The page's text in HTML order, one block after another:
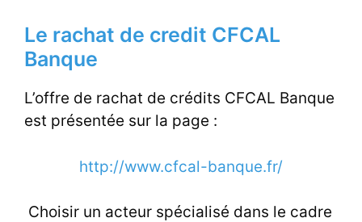
Le rachat de credit CFCAL
Banque
L’offre de rachat de crédits CFCAL Banque
est présentée sur la page :
http://www.cfcal-banque.fr/
Choisir un acteur spécialisé dans le cadre